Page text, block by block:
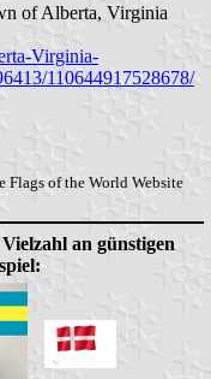
of Alberta, Virginia
Virginia-
110644917528678/
of the World Website
an günstigen